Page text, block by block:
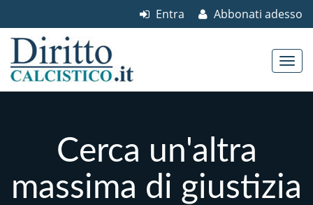
Abbonati adesso
Entra
Cerca un'altra
massima di giustizia